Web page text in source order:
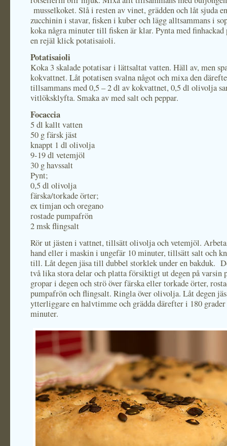
musselkoket. Slå i resten av vinet, grädden och låt sjuda
zucchinin i stavar, fisken i kuber och lägg alltsammans i
koka några minuter till fisken är klar. Pynta med
en rejäl klick potatisaioli.
Potatisaioli
Koka 3 skalade potatisar i lättsaltat vatten. Häll av, men
kokvattnet. Låt potatisen svalna något och mixa den
tillsammans med 0,5 – 2 dl av kokvattnet, 0,5 dl olivolja
vitlöksklyfta. Smaka av med salt och peppar.
Focaccia
5 dl kallt vatten
50 g färsk jäst
knappt 1 dl olivolja
9-19 dl vetemjöl
30 g havssalt
Pynt;
0,5 dl olivolja
färska/torkade örter;
ex timjan och oregano
rostade pumpafrön
2 msk flingsalt
Rör ut jästen i vattnet, tillsätt olivolja och vetemjöl.
hand eller i maskin i ungefär 10 minuter, tillsätt salt och
till. Låt degen jäsa till dubbel storklek under en bakduk.
två lika stora delar och platta försiktigt ut degen på varsin
gropar i degen och strö över färska eller torkade örter,
pumpafrön och flingsalt. Ringla över olivolja. Låt degen
ytterliggare en halvtimme och grädda därefter i 180
minuter.